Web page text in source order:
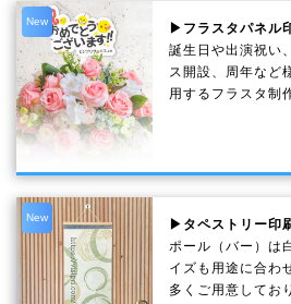
New
▶フラスタパネル
誕生日や出演祝い
ス開設、周年など
用するフラスタ制
New
▶タペストリー印
ポール（バー）は
イズも用途に合わ
多くご用意してお